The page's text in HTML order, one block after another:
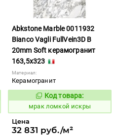
Abkstone Marble 0011932
Bianco Vagli FullVein3D B
20mm Soft керамогранит
163,5x323
Материал:
Керамогранит
1052909
Код товара:
мрак ломкой искры
Цена
32 831 руб./м²